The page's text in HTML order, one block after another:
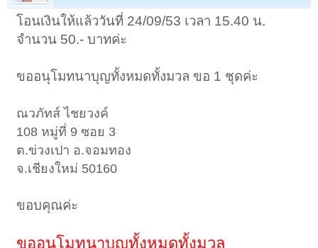
โอนเงินให้แล้ววันที่ 24/09/53 เวลา 15.40 น.
จำนวน 50.- บาทค่ะ
ขออนุโมทนาบุญทั้งหมดทั้งมวล ขอ 1 ชุดค่ะ
ณวภัทส์ ไชยวงค์
108 หมู่ที่ 9 ซอย 3
ต.ข่วงเปา อ.จอมทอง
จ.เชียงใหม่ 50160
ขอบคุณค่ะ
ขออนุโมทนาบุญทั้งหมดทั้งมวล